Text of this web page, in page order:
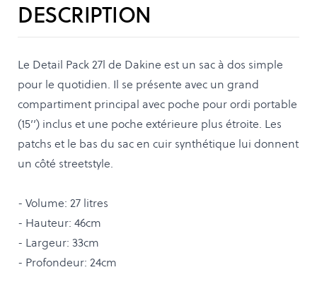
DESCRIPTION
Le Detail Pack 27l de Dakine est un sac à dos simple
pour le quotidien. Il se présente avec un grand
compartiment principal avec poche pour ordi portable
(15’’) inclus et une poche extérieure plus étroite. Les
patchs et le bas du sac en cuir synthétique lui donnent
un côté streetstyle.
- Volume: 27 litres
- Hauteur: 46cm
- Largeur: 33cm
- Profondeur: 24cm